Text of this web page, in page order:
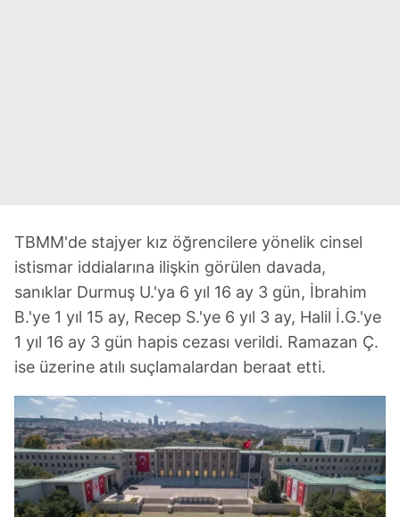
TBMM'de stajyer kız öğrencilere yönelik cinsel
istismar iddialarına ilişkin görülen davada,
sanıklar Durmuş U.'ya 6 yıl 16 ay 3 gün, İbrahim
B.'ye 1 yıl 15 ay, Recep S.'ye 6 yıl 3 ay, Halil İ.G.'ye
1 yıl 16 ay 3 gün hapis cezası verildi. Ramazan Ç.
ise üzerine atılı suçlamalardan beraat etti.